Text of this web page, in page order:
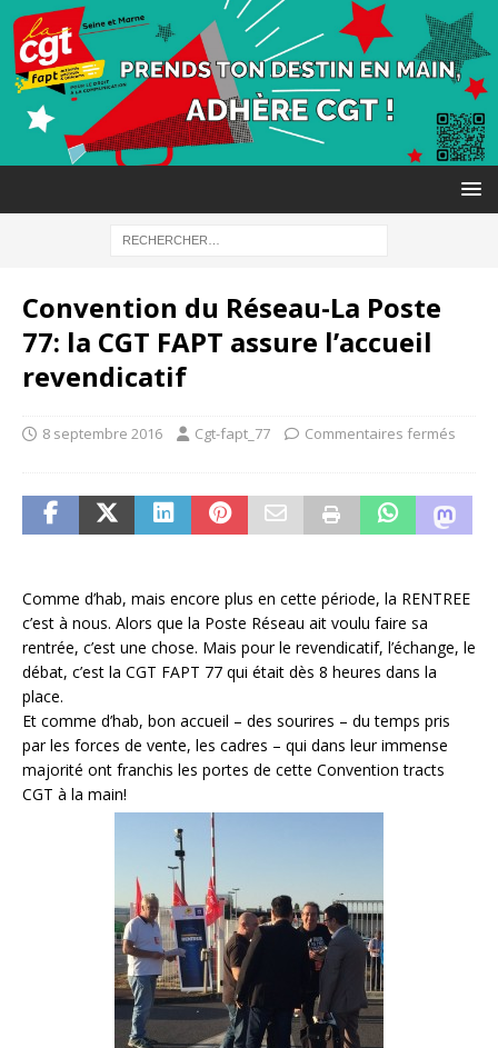
Convention du Réseau-La Poste
77: la CGT FAPT assure l’accueil
revendicatif
8 septembre 2016 Cgt-fapt_77 Commentaires fermés
Comme d’hab, mais encore plus en cette période, la RENTREE
c’est à nous. Alors que la Poste Réseau ait voulu faire sa
rentrée, c’est une chose. Mais pour le revendicatif, l’échange, le
débat, c’est la CGT FAPT 77 qui était dès 8 heures dans la
place.
Et comme d’hab, bon accueil – des sourires – du temps pris
par les forces de vente, les cadres – qui dans leur immense
majorité ont franchis les portes de cette Convention tracts
CGT à la main!